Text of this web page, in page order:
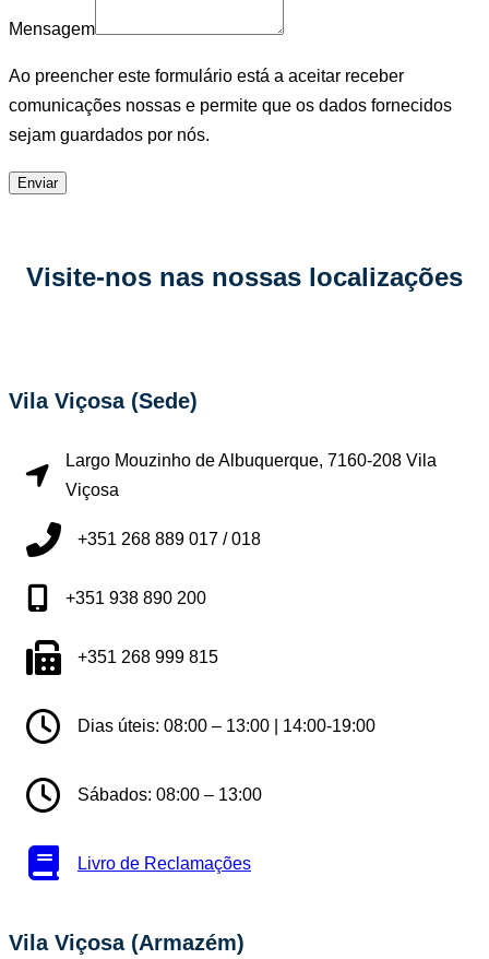
Mensagem
Ao preencher este formulário está a aceitar receber
comunicações nossas e permite que os dados fornecidos
sejam guardados por nós.
Enviar
Visite-nos nas nossas localizações
Vila Viçosa (Sede)
Largo Mouzinho de Albuquerque, 7160-208 Vila
Viçosa
+351 268 889 017 / 018
+351 938 890 200
+351 268 999 815
Dias úteis: 08:00 – 13:00 | 14:00-19:00
Sábados: 08:00 – 13:00
Livro de Reclamações
Vila Viçosa (Armazém)